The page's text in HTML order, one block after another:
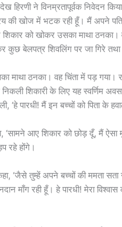
हिरणी ने विनम्रतापूर्वक निवेदन
की खोज में भटक रही हूँ। मैं अपने
शिकार को खोकर उसका माथा
कुछ बेलपत्र शिवलिंग पर जा गिरे
माथा ठनका। वह चिंता में पड़ गया।
शिकारी के लिए यह स्वर्णिम
‘हे पारधी! मैं इन बच्चों को
‘सामने आए शिकार को छोड़ दूँ, मैं
रहे होंगे।
‘जैसे तुम्हें अपने बच्चों की ममता
माँग रही हूँ। हे पारधी! मेरा